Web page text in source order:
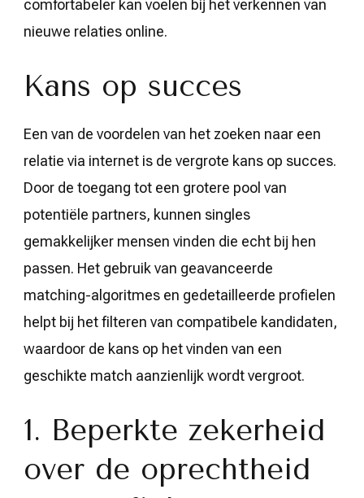
comfortabeler kan voelen bij het verkennen van
nieuwe relaties online.
Kans op succes
Een van de voordelen van het zoeken naar een
relatie via internet is de vergrote kans op succes.
Door de toegang tot een grotere pool van
potentiële partners, kunnen singles
gemakkelijker mensen vinden die echt bij hen
passen. Het gebruik van geavanceerde
matching-algoritmes en gedetailleerde profielen
helpt bij het filteren van compatibele kandidaten,
waardoor de kans op het vinden van een
geschikte match aanzienlijk wordt vergroot.
1. Beperkte zekerheid
over de oprechtheid